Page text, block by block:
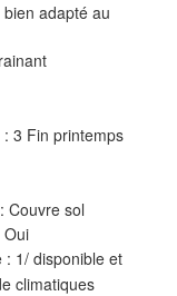
adapté au
3 Fin printemps
Couvre sol
Oui
: 1/ disponible et
climatiques